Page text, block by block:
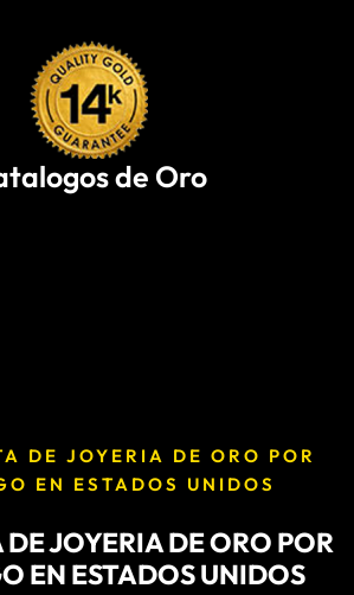
de Oro
DE JOYERIA DE ORO POR
EN ESTADOS UNIDOS
JOYERIA DE ORO POR
EN ESTADOS UNIDOS